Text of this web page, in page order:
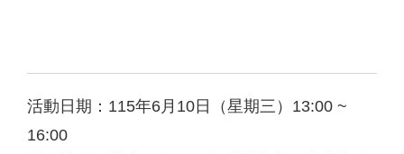
活動日期：115年6月10日（星期三）13:00 ~
16:00